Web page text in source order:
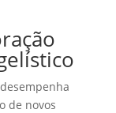
de novos